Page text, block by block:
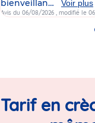
bienveillan…
Voir plus
Avis du 06/08/2026 , modifié le
Tarif en